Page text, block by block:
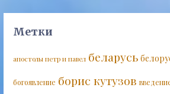
Метки
апостолы петр и павел беларусь
богоявление борис кутузов